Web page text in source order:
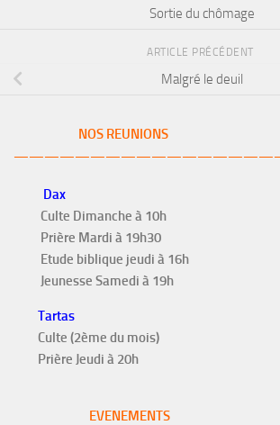
Sortie du chômage
ARTICLE PRÉCÉDENT
Malgré le deuil
NOS REUNIONS
Dax
Culte Dimanche à 10h
Prière Mardi à 19h30
Etude biblique jeudi à 16h
Jeunesse Samedi à 19h
Tartas
Culte (2ème du mois)
Prière Jeudi à 20h
EVENEMENTS